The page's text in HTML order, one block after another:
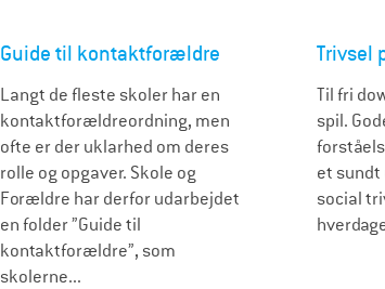
Guide til kontaktforældre
Langt de fleste skoler har en
kontaktforældreordning, men
ofte er der uklarhed om deres
rolle og opgaver. Skole og
Forældre har derfor udarbejdet
en folder ”Guide til
kontaktforældre”, som
skolerne...
Trivsel
Til fri
spil.
et
social